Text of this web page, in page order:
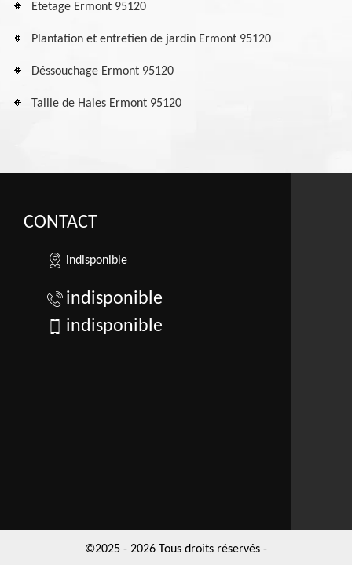
Etetage Ermont 95120
Plantation et entretien de jardin Ermont 95120
Déssouchage Ermont 95120
Taille de Haies Ermont 95120
CONTACT
indisponible
indisponible
indisponible
©2025 - 2026 Tous droits réservés -